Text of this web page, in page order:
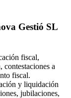
Gestió SL
fiscal,
contestaciones a
fiscal.
y liquidación
jubilaciones,